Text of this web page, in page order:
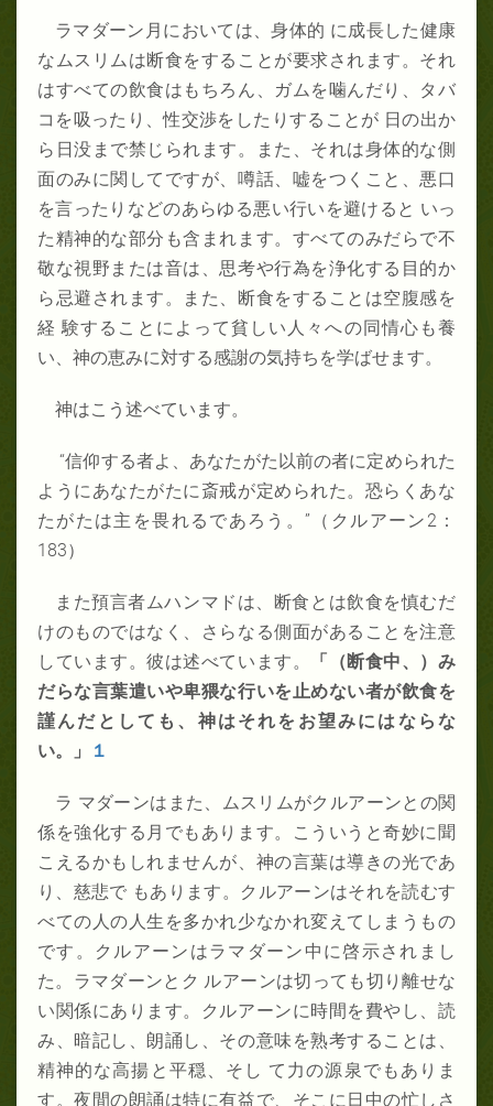
ラマダーン月においては、身体的 に成長した健康
なムスリムは断食をすることが要求されます。それ
はすべての飲食はもちろん、ガムを噛んだり、タバ
コを吸ったり、性交渉をしたりすることが 日の出か
ら日没まで禁じられます。また、それは身体的な側
面のみに関してですが、噂話、嘘をつくこと、悪口
を言ったりなどのあらゆる悪い行いを避けると いっ
た精神的な部分も含まれます。すべてのみだらで不
敬な視野または音は、思考や行為を浄化する目的か
ら忌避されます。また、断食をすることは空腹感を
経 験することによって貧しい人々への同情心も養
い、神の恵みに対する感謝の気持ちを学ばせます。
神はこう述べています。
“信仰する者よ、あなたがた以前の者に定められた
ようにあなたがたに斎戒が定められた。恐らくあな
たがたは主を畏れるであろう。”（クルアーン2：
183）
また預言者ムハンマドは、断食とは飲食を慎むだ
けのものではなく、さらなる側面があることを注意
しています。彼は述べています。
「（断食中、）み
だらな言葉遣いや卑猥な行いを止めない者が飲食を
謹んだとしても、神はそれをお望みにはならな
い。
」 １
ラ マダーンはまた、ムスリムがクルアーンとの関
係を強化する月でもあります。こういうと奇妙に聞
こえるかもしれませんが、神の言葉は導きの光であ
り、慈悲で もあります。クルアーンはそれを読むす
べての人の人生を多かれ少なかれ変えてしまうもの
です。クルアーンはラマダーン中に啓示されまし
た。ラマダーンとク ルアーンは切っても切り離せな
い関係にあります。クルアーンに時間を費やし、読
み、暗記し、朗誦し、その意味を熟考することは、
精神的な高揚と平穏、そし て力の源泉でもありま
す。夜間の朗誦は特に有益で、そこに日中の忙しさ